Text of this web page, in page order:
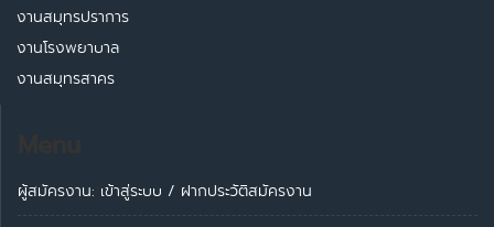
งานสมุทรปราการ
งานโรงพยาบาล
งานสมุทรสาคร
ผู้สมัครงาน: เข้าสู่ระบบ / ฝากประวัติสมัครงาน